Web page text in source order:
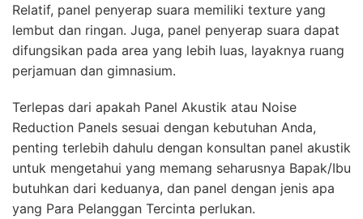
Relatif, panel penyerap suara memiliki texture yang
lembut dan ringan. Juga, panel penyerap suara dapat
difungsikan pada area yang lebih luas, layaknya ruang
perjamuan dan gimnasium.
Terlepas dari apakah Panel Akustik atau Noise
Reduction Panels sesuai dengan kebutuhan Anda,
penting terlebih dahulu dengan konsultan panel akustik
untuk mengetahui yang memang seharusnya Bapak/Ibu
butuhkan dari keduanya, dan panel dengan jenis apa
yang Para Pelanggan Tercinta perlukan.